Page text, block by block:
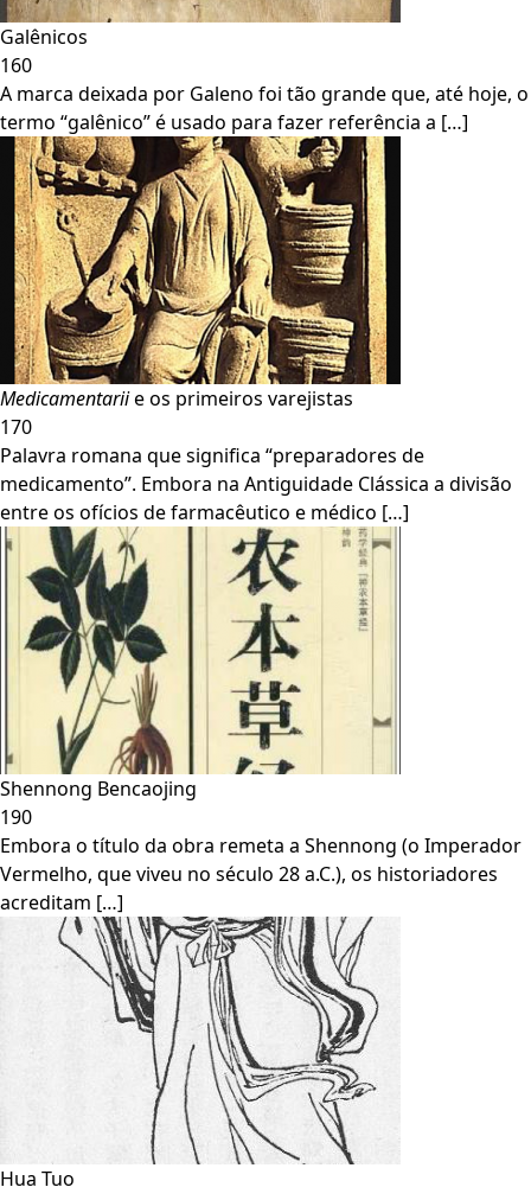
Galênicos
160
A marca deixada por Galeno foi tão grande que, até hoje, o
termo “galênico” é usado para fazer referência a […]
Medicamentariie os primeiros varejistas
170
Palavra romana que significa “preparadores de
medicamento”. Embora na Antiguidade Clássica a divisão
entre os ofícios de farmacêutico e médico […]
Shennong Bencaojing
190
Embora o título da obra remeta a Shennong (o Imperador
Vermelho, que viveu no século 28 a.C.), os historiadores
acreditam […]
Hua Tuo